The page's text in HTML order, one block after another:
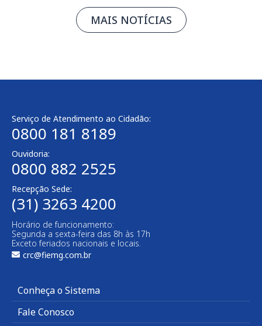
MAIS NOTÍCIAS
Serviço de Atendimento ao Cidadão:
0800 181 8189
Ouvidoria:
0800 882 2525​
Recepção Sede:
(31) 3263 4200
Horário de funcionamento:
Segunda a sexta-feira das 8h às 17h
Exceto feriados nacionais e locais.
crc@fiemg.com.br
Conheça o Sistema
Fale Conosco